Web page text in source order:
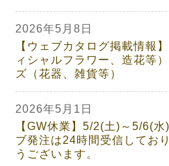
2026年5月8日
【ウェブカタログ掲載情報
ィシャルフラワー、造花等
ズ（花器、雑貨等）
2026年5月1日
【GW休業】5/2(土)～5/6(
ブ発注は24時間受信してお
うございます。